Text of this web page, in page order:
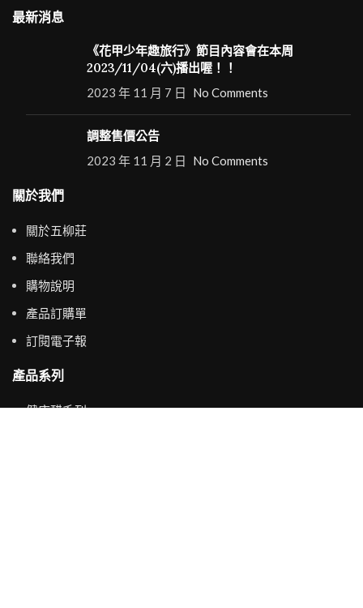
最新消息
《花甲少年趣旅行》節目內容會在本周
2023/11/04(六)播出喔！！
2023 年 11 月 7 日 No Comments
調整售價公告
2023 年 11 月 2 日 No Comments
關於我們
關於五柳莊
聯絡我們
購物說明
產品訂購單
訂閱電子報
產品系列
健康醋系列